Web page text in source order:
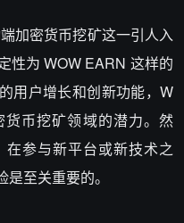
加密货币挖矿这一引人入
性为 WOW EARN 这样的
用户增长和创新功能， W
币挖矿领域的潜力。然
参与新平台或新技术之
至关重要的。